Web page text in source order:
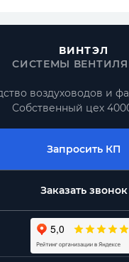
ВИНТЭЛ
СИСТЕМЫ
воздуховодов и
Собственный цех
Запросить КП
Заказать звонок